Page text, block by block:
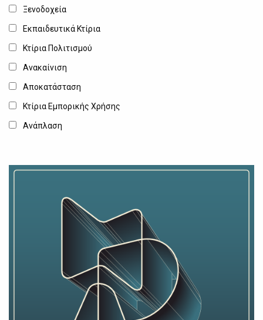
Ξενοδοχεία
Εκπαιδευτικά Κτίρια
Κτίρια Πολιτισμού
Ανακαίνιση
Αποκατάσταση
Κτίρια Εμπορικής Χρήσης
Ανάπλαση